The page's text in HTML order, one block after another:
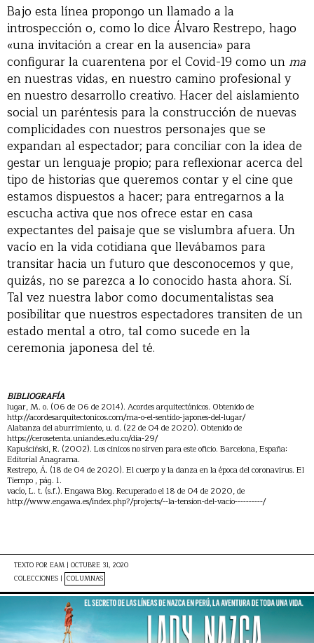
Bajo esta línea propongo un llamado a la
introspección o, como lo dice Álvaro Restrepo, hago
«una invitación a crear en la ausencia» para
configurar la cuarentena por el Covid-19 como un ma
en nuestras vidas, en nuestro camino profesional y
en nuestro desarrollo creativo. Hacer del aislamiento
social un paréntesis para la construcción de nuevas
complicidades con nuestros personajes que se
expandan al espectador; para conciliar con la idea de
gestar un lenguaje propio; para reflexionar acerca del
tipo de historias que queremos contar y el cine que
estamos dispuestos a hacer; para entregarnos a la
escucha activa que nos ofrece estar en casa
expectantes del paisaje que se vislumbra afuera. Un
vacío en la vida cotidiana que llevábamos para
transitar hacia un futuro que desconocemos y que,
quizás, no se parezca a lo conocido hasta ahora. Sí.
Tal vez nuestra labor como documentalistas sea
posibilitar que nuestros espectadores transiten de un
estado mental a otro, tal como sucede en la
ceremonia japonesa del té.
BIBLIOGRAFÍA
lugar, M. o. (06 de 06 de 2014). Acordes arquitectónicos. Obtenido de
http://acordesarquitectonicos.com/ma-o-el-sentido-japones-del-lugar/
Alabanza del aburrimiento, u. d. (22 de 04 de 2020). Obtenido de
https://cerosetenta.uniandes.edu.co/dia-29/
Kapuściński, R. (2002). Los cinicos no sirven para este oficio. Barcelona, España:
Editorial Anagrama.
Restrepo, Á. (18 de 04 de 2020). El cuerpo y la danza en la época del coronavirus. El
Tiempo , pág. 1.
vacío, L. t. (s.f.). Engawa Blog. Recuperado el 18 de 04 de 2020, de
http://www.engawa.es/index.php?/projects/--la-tension-del-vacio----------/
TEXTO POR EAM | OCTUBRE 31, 2020
COLECCIONES | COLUMNAS